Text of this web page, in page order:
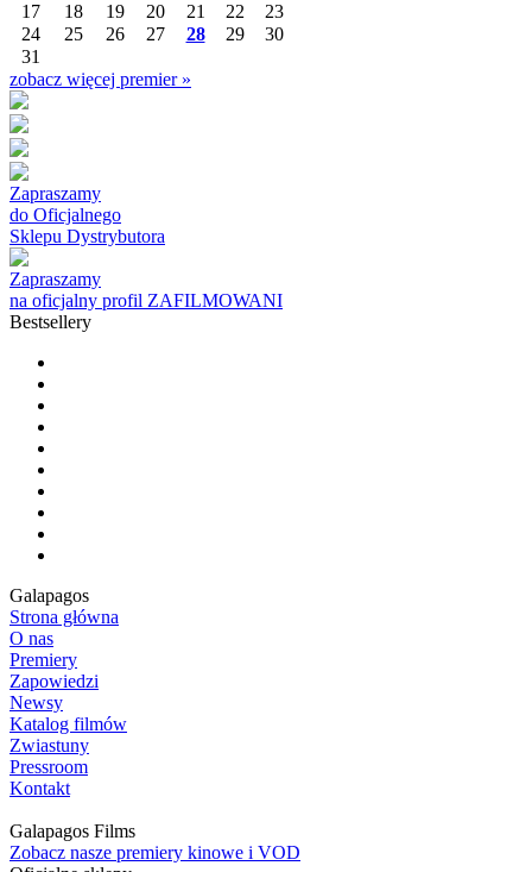
17
18 19 20 21 22
23
24
25 26 27 28 29
30
31
zobacz więcej premier »
Zapraszamy
do Oficjalnego
Sklepu Dystrybutora
Zapraszamy
na oficjalny profil ZAFILMOWANI
Bestsellery
Galapagos
Strona główna
O nas
Premiery
Zapowiedzi
Newsy
Katalog filmów
Zwiastuny
Pressroom
Kontakt
Galapagos Films
Zobacz nasze premiery kinowe i VOD